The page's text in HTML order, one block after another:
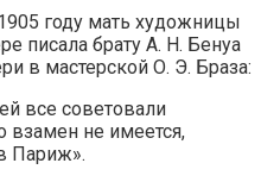
году мать художницы
писала брату А. Н. Бенуа
в мастерской О. Э. Браза:
все советовали
взамен не имеется,
Париж».